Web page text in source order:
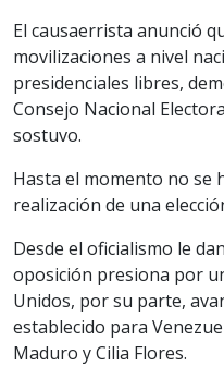
El causaerrista anunció
movilizaciones a nivel
presidenciales libres,
Consejo Nacional
sostuvo.
Hasta el momento no se
realización de una
Desde el oficialismo le
oposición presiona por
Unidos, por su parte,
establecido para
Maduro y Cilia Flores.